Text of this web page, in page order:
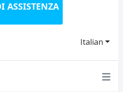
ASSISTENZA
Italian